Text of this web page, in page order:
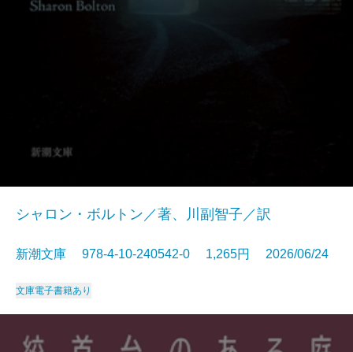
シャロン・ボルトン／著、川副智子／訳
新潮文庫 978-4-10-240542-0 1,265円 2026/06/24
文庫電子書籍あり